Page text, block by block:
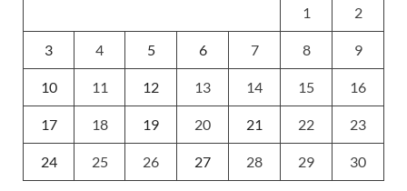
1 2
3 4 5 6 7 8 9
10 11 12 13 14 15 16
17 18 19 20 21 22 23
24 25 26 27 28 29 30